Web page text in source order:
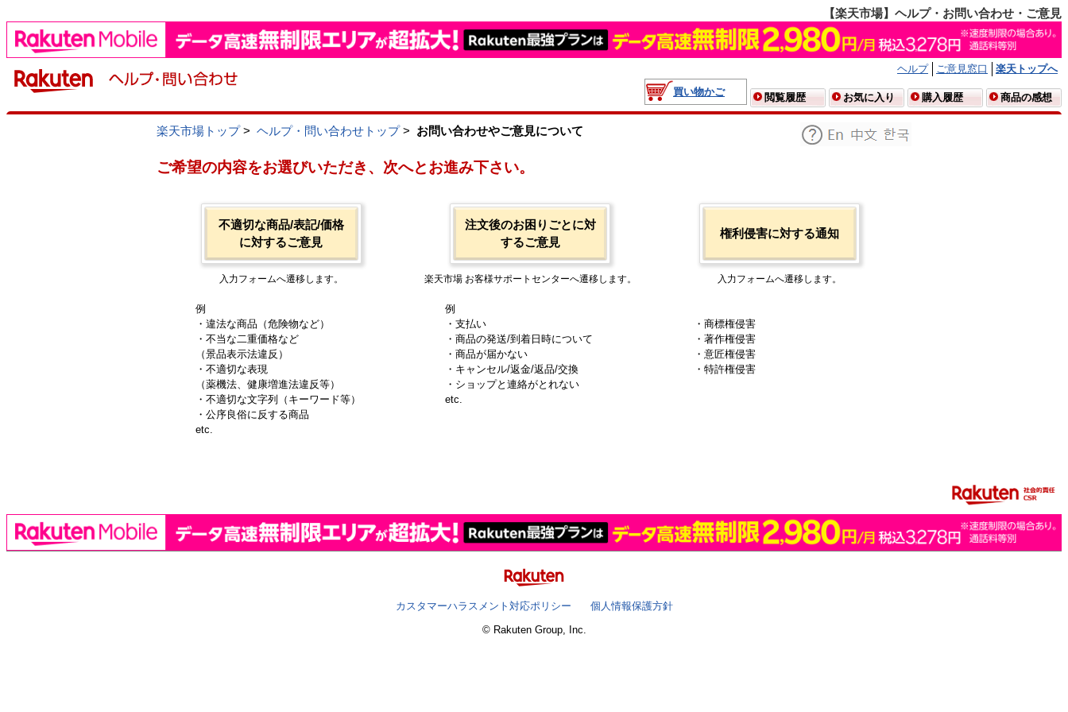
【楽天市場】ヘルプ・お問い合わせ・ご意見
ヘルプ ご意見窓口
楽天トップへ
買い物かご
閲覧履歴 お気に入り 購入履歴 商品の感想
楽天市場トップ> ヘルプ・問い合わせトップ> お問い合わせやご意見について
ご希望の内容をお選びいただき、次へとお進み下さい。
不適切な商品/表記/価格
に対するご意見
入力フォームへ遷移します。
例
・違法な商品（危険物など）
・不当な二重価格など
（景品表示法違反）
・不適切な表現
（薬機法、健康増進法違反等）
・不適切な文字列（キーワード等）
・公序良俗に反する商品
etc.
注文後のお困りごとに対
するご意見
楽天市場 お客様サポートセンターへ遷移します。
例
・支払い
・商品の発送/到着日時について
・商品が届かない
・キャンセル/返金/返品/交換
・ショップと連絡がとれない
etc.
権利侵害に対する通知
入力フォームへ遷移します。
・商標権侵害
・著作権侵害
・意匠権侵害
・特許権侵害
カスタマーハラスメント対応ポリシー
個人情報保護方針
© Rakuten Group, Inc.